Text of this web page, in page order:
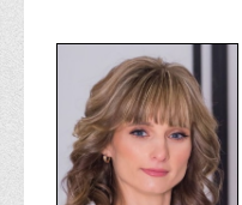
Як обрати
Ми в Telegram
Життя інституту
Рада студентського